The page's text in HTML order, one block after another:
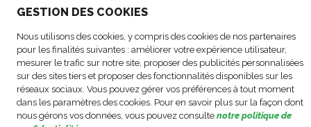
GESTION DES COOKIES
Nous utilisons des cookies, y compris des cookies de nos partenaires
pour les finalités suivantes : améliorer votre expérience utilisateur,
mesurer le trafic sur notre site, proposer des publicités personnalisées
sur des sites tiers et proposer des fonctionnalités disponibles sur les
réseaux sociaux. Vous pouvez gérer vos préférences à tout moment
dans les paramètres des cookies. Pour en savoir plus sur la façon dont
nous gérons vos données, vous pouvez consulte notre politique de